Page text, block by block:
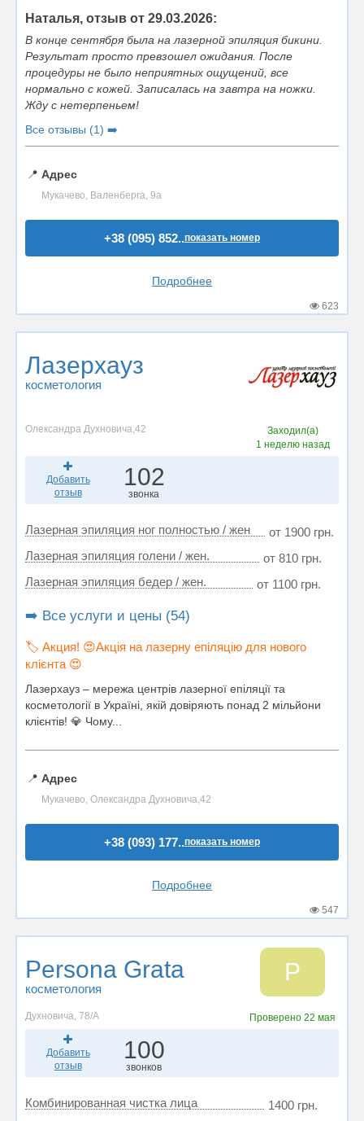
Наталья, отзыв от 29.03.2026:
В конце сентября была на лазерной эпиляция бикини.
Результат просто превзошел ожидания. После
процедуры не было неприятных ощущений, все
нормально с кожей. Записалась на завтра на ножки.
Жду с нетерпеньем!
Все отзывы (1) ➡️
📍 Адрес
Мукачево, Валенберга, 9а
+38 (095) 852..показать номер
Подробнее
623
Лазерхауз
косметология
Олександра Духновича,42
Заходил(а)
1 неделю назад
Добавить
отзыв
102
звонка
Лазерная эпиляция ног полностью / жен
от 1900 грн.
Лазерная эпиляция голени / жен.
от 810 грн.
Лазерная эпиляция бедер / жен.
от 1100 грн.
➡️ Все услуги и цены (54)
🏷️ Акция! 😍Акція на лазерну епіляцію для нового
клієнта 😍
Лазерхауз – мережа центрів лазерної епіляції та
косметології в Україні, якій довіряють понад 2 мільйони
клієнтів! 💎 Чому...
📍 Адрес
Мукачево, Олександра Духновича,42
+38 (093) 177..показать номер
Подробнее
547
Persona Grata
косметология
P
Духновича, 78/А Проверено22 мая
Добавить
отзыв
100
звонков
Комбинированная чистка лица
1400 грн.